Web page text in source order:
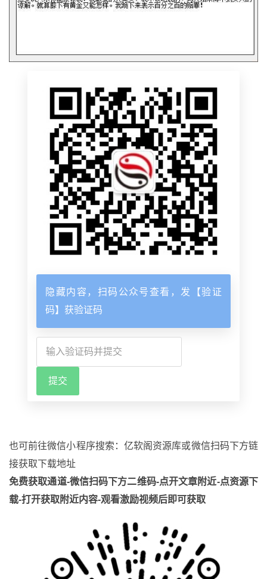
隐藏内容，扫码公众号查看，发【验证
码】获验证码
也可前往微信小程序搜索：亿软阁资源库或微信扫码下方链
接获取下载地址
免费获取通道-微信扫码下方二维码-点开文章附近-点资源下
载-打开获取附近内容-观看激励视频后即可获取